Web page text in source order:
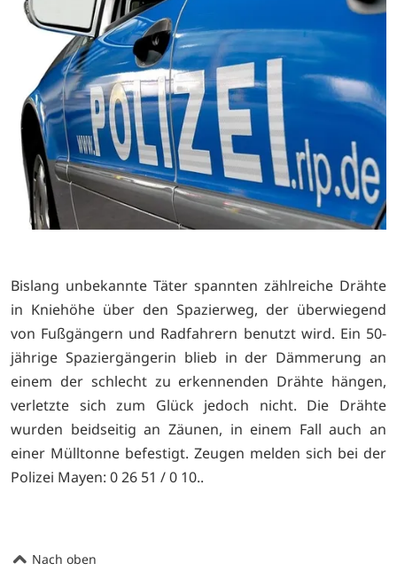
Bislang unbekannte Täter spannten zählreiche Drähte
in Kniehöhe über den Spazierweg, der überwiegend
von Fußgängern und Radfahrern benutzt wird. Ein 50-
jährige Spaziergängerin blieb in der Dämmerung an
einem der schlecht zu erkennenden Drähte hängen,
verletzte sich zum Glück jedoch nicht. Die Drähte
wurden beidseitig an Zäunen, in einem Fall auch an
einer Mülltonne befestigt. Zeugen melden sich bei der
Polizei Mayen: 0 26 51 / 0 10..
Nach oben